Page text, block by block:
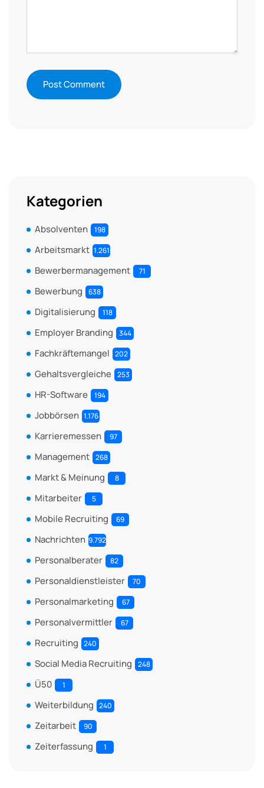
Kategorien
Absolventen 198
Arbeitsmarkt 1.261
Bewerbermanagement 71
Bewerbung 638
Digitalisierung 118
Employer Branding 344
Fachkräftemangel 202
Gehaltsvergleiche 253
HR-Software 194
Jobbörsen 1.176
Karrieremessen 97
Management 268
Markt & Meinung 8
Mitarbeiter 5
Mobile Recruiting 69
Nachrichten 9.792
Personalberater 82
Personaldienstleister 70
Personalmarketing 67
Personalvermittler 67
Recruiting 240
Social Media Recruiting 248
Ü50 1
Weiterbildung 240
Zeitarbeit 90
Zeiterfassung 1